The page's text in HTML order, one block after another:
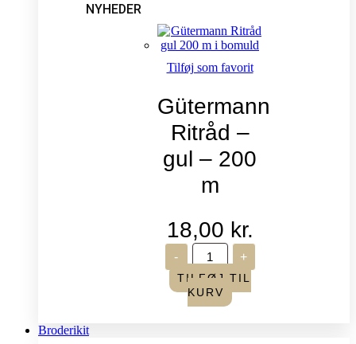
NYHEDER
Tilføj som favorit
Gütermann
Ritråd –
gul – 200
m
18,00 kr.
-
Gütermann
Ritråd
-
gul
-
+
TILFØJ TIL
KURV
Broderikit